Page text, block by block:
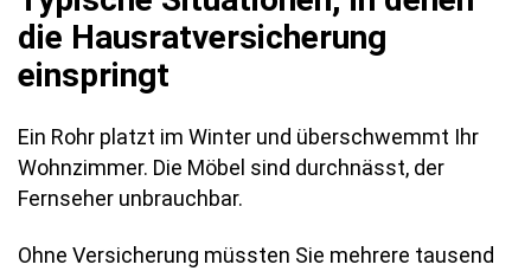
die Hausratversicherung
einspringt
Ein Rohr platzt im Winter und überschwemmt Ihr
Wohnzimmer. Die Möbel sind durchnässt, der
Fernseher unbrauchbar.
Ohne Versicherung müssten Sie mehrere tausend